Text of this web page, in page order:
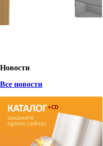
Новости
Все новости